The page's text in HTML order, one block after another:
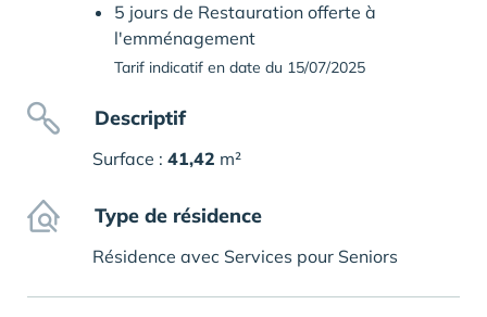
5 jours de Restauration offerte à
l'emménagement
Tarif indicatif en date du 15/07/2025
Descriptif
Surface : 41,42 m²
Type de résidence
Résidence avec Services pour Seniors